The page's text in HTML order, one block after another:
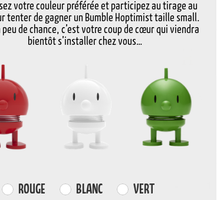
Taille
S
votre couleur préférée et participez au tirage au
tenter de gagner un Bumble Hoptimist taille small.
peu de chance, c’est votre coup de cœur qui viendra
bientôt s’installer chez vous…
Farvevalg
ROUGE BLANC VERT